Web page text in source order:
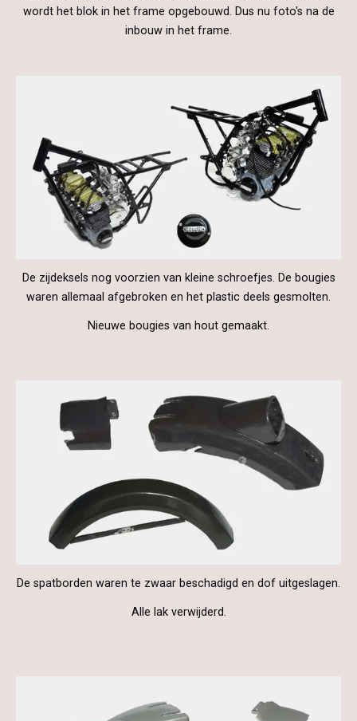
wordt het blok in het frame opgebouwd. Dus nu foto's na de
inbouw in het frame.
De zijdeksels nog voorzien van kleine schroefjes. De bougies
waren allemaal afgebroken en het plastic deels gesmolten.
Nieuwe bougies van hout gemaakt.
De spatborden waren te zwaar beschadigd en dof uitgeslagen.
Alle lak verwijderd.